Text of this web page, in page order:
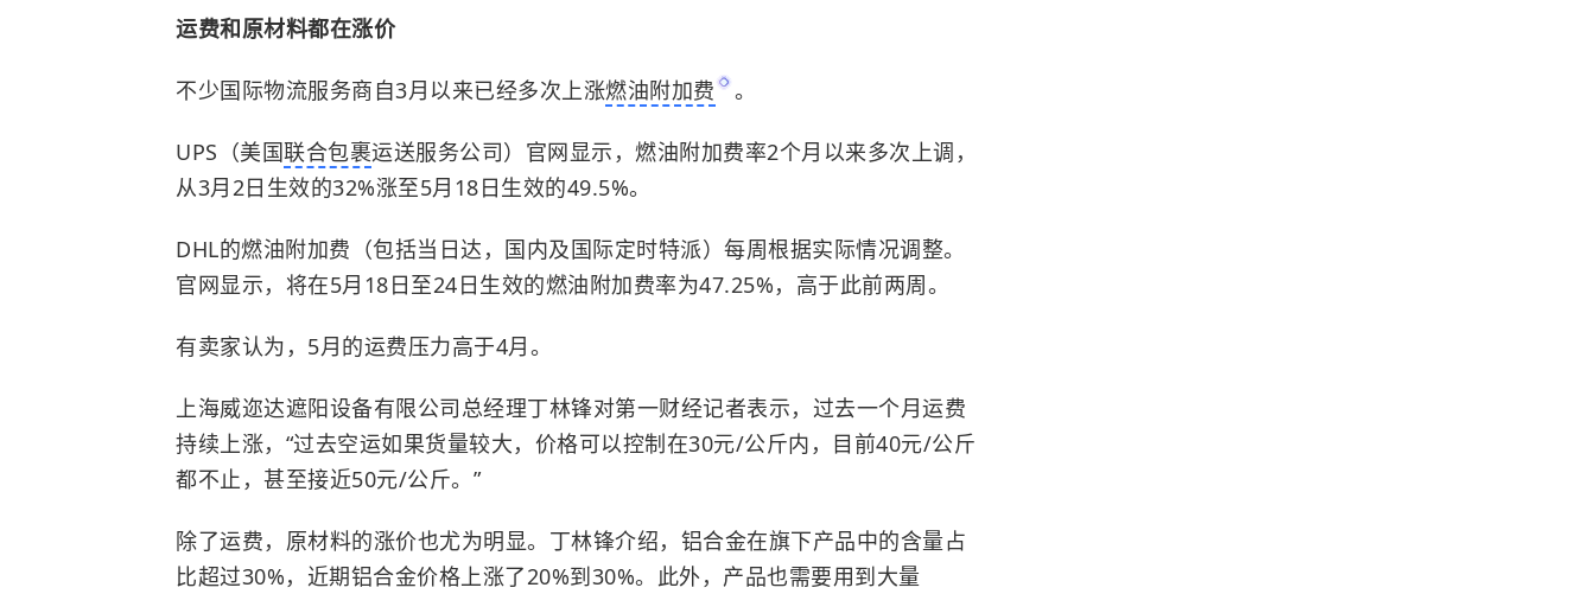
运费和原材料都在涨价
不少国际物流服务商自3月以来已经多次上涨燃油附加费 。
UPS（美国联合包裹运送服务公司）官网显示，燃油附加费率2个月以来多次上调，
从3月2日生效的32%涨至5月18日生效的49.5%。
DHL的燃油附加费（包括当日达，国内及国际定时特派）每周根据实际情况调整。
官网显示，将在5月18日至24日生效的燃油附加费率为47.25%，高于此前两周。
有卖家认为，5月的运费压力高于4月。
上海威迩达遮阳设备有限公司总经理丁林锋对第一财经记者表示，过去一个月运费
持续上涨，“过去空运如果货量较大，价格可以控制在30元/公斤内，目前40元/公斤
都不止，甚至接近50元/公斤。”
除了运费，原材料的涨价也尤为明显。丁林锋介绍，铝合金在旗下产品中的含量占
比超过30%，近期铝合金价格上涨了20%到30%。此外，产品也需要用到大量